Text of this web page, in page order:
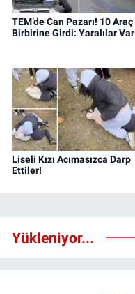
TEM’de Can Pazarı! 10 Araç
Birbirine Girdi: Yaralılar Var
Liseli Kızı Acımasızca Darp
Ettiler!
Yükleniyor...